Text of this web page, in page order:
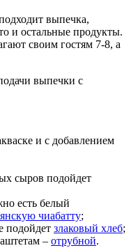
выпечка,
и остальные продукты.
своим гостям 7-8, а
выпечки с
и с добавлением
сыров подойдет
есть белый
чиабатту;
подойдет злаковый хлеб;
– отрубной.